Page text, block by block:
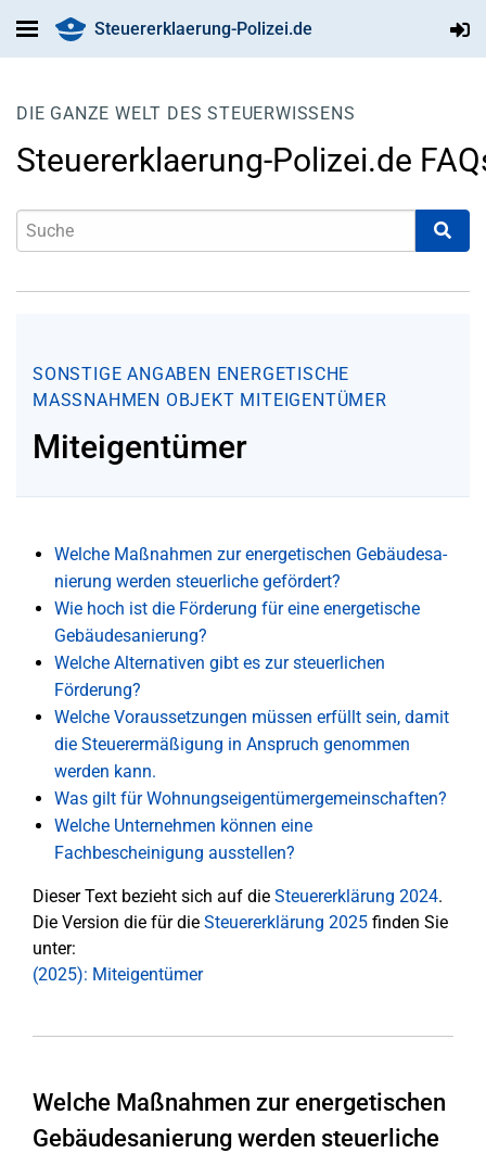
Steuererklaerung-Polizei.de
DIE GANZE WELT DES STEUERWISSENS
Steuererklaerung-Polizei.de
SONSTIGE ANGABEN ENERGETISCHE
MASSNAHMEN
OBJEKT MITEIGENTÜMER
Miteigentümer
Welche Maßnahmen zur ener­ge­ti­schen Ge­bäu­des­a­
nie­run­g werden steu­er­li­che gefördert?
Wie hoch ist die Förderung für eine energetische
Gebäudesanierung?
Welche Alternativen gibt es zur steuerlichen
Förderung?
Welche Voraussetzungen müssen erfüllt sein, damit
die Steuerermäßigung in Anspruch genommen
werden kann.
Was gilt für Wohnungseigentümergemeinschaften?
Welche Unternehmen können eine
Fachbescheinigung ausstellen?
Dieser Text bezieht sich auf die Steuererklärung 2024.
Die Version die für die Steuererklärung 2025 finden Sie
unter:
(2025): Miteigentümer
Welche Maßnahmen zur ener­ge­ti­schen
Ge­bäu­des­a­nie­run­g werden steu­er­li­che